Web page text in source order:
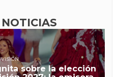
sobre la elección